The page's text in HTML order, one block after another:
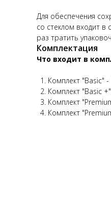
Для обеспечения
со стеклом входит в
раз тратить
Комплектация
Что входит в
Комплект "Basic" -
Комплект "Basic
Комплект
Комплект